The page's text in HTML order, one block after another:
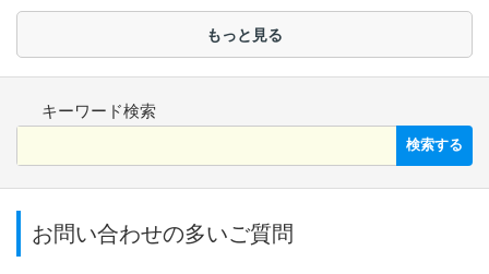
もっと見る
キーワード検索
検索する
お問い合わせの多いご質問